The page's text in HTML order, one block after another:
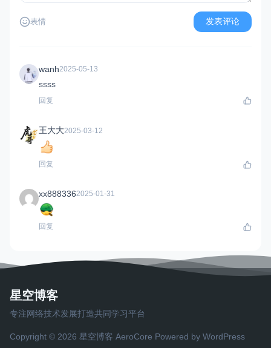
表情 发表评论
wanh2025-05-13
ssss
回复
王大大2025-03-12
回复
xx8883362025-01-31
回复
星空博客
专注网络技术发展打造共同学习平台
Copyright © 2026 星空博客 AeroCore Powered by WordPress